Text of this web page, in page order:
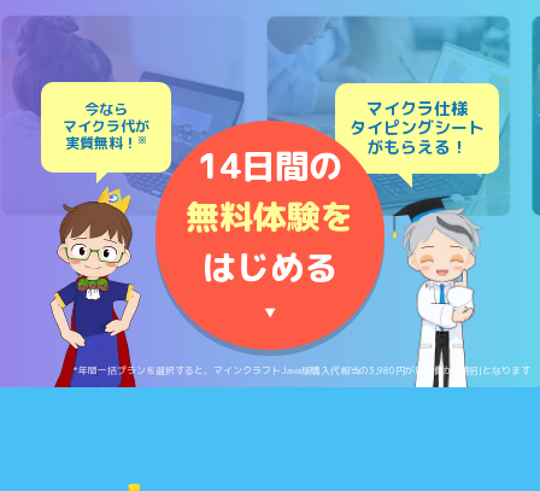
今なら
マイクラ代が
実質無料！ ※
マイクラ仕様
タイピングシート
がもらえる！
14日間の
無料体験を
はじめる
▼
*年間一括プランを選択すると、マインクラフトJava版購入代相当の3,980円が月額費から割引となります